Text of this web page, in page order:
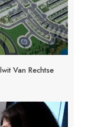
Van Rechtse